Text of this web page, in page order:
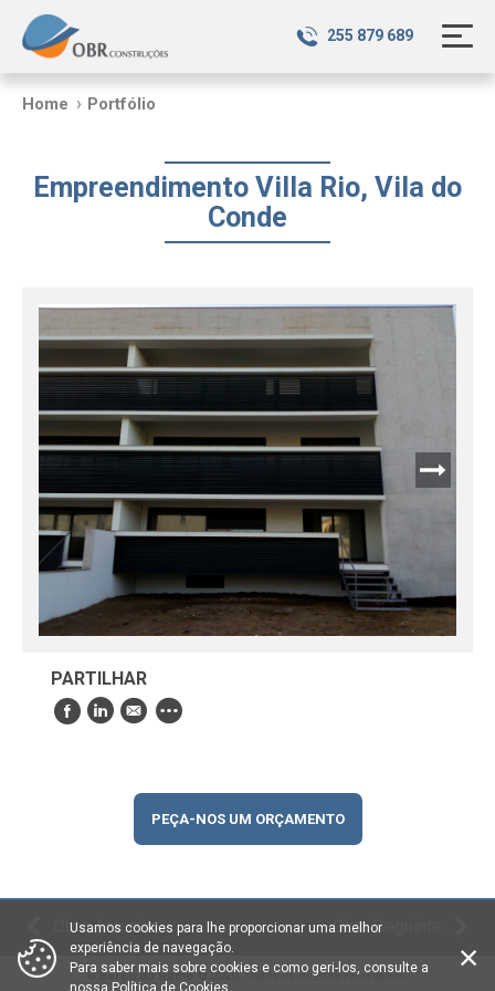
255 879 689
Home Portfólio
Empreendimento Villa Rio, Vila do
Conde
PARTILHAR
PEÇA-NOS UM ORÇAMENTO
Obra Anterior Obra Seguinte
O Berço do Ritmo © 2020. Todos os direitos reservados.
Usamos cookies para lhe proporcionar uma melhor
experiência de navegação.
Para saber mais sobre cookies e como geri-los, consulte a
nossa Política de Cookies